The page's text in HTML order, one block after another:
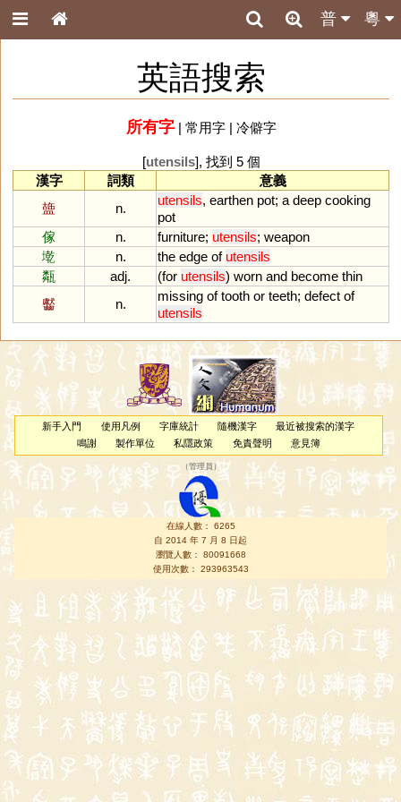
粵
普
英語搜索
所有字| 常用字| 冷僻字
[utensils], 找到 5 個
漢字
詞類
意義
䀇
n.
utensils, earthen pot; a deep cooking
pot
傢
n. furniture; utensils; weapon
墘
n. the edge of utensils
甐
adj. (for utensils) worn and become thin
齾
n.
missing of tooth or teeth; defect of
utensils
新手入門 使用凡例 字庫統計 隨機漢字
最近被搜索的漢字
鳴謝
製作單位 私隱政策 免責聲明 意見簿
（管理員 ）
在線人數： 6265
自 2014 年 7 月 8 日起
瀏覽人數： 80091668
使用次數： 293963543